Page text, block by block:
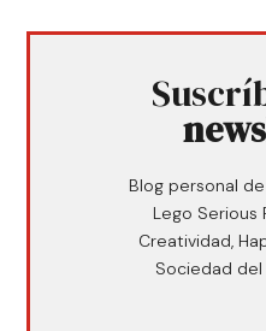
Blog personal
Lego Serious
Creatividad,
Sociedad